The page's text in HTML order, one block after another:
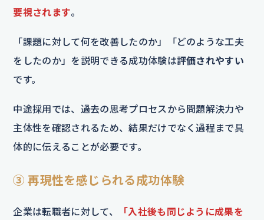
要視されます。
「課題に対して何を改善したのか」「どのような工夫
をしたのか」を説明できる成功体験は評価されやすい
です。
中途採用では、過去の思考プロセスから問題解決力や
主体性を確認されるため、結果だけでなく過程まで具
体的に伝えることが必要です。
③ 再現性を感じられる成功体験
企業は転職者に対して、
「入社後も同じように成果を